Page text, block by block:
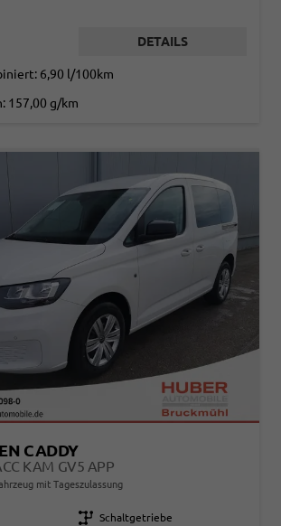
DETAILS
6,90 l/100km
157,00 g/km
CADDY
KAM GV5 APP
mit Tageszulassung
Getriebe Schaltgetriebe